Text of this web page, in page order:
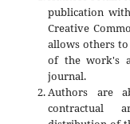
publication
Creative
allows others
of the work's
journal.
Authors are
contractual